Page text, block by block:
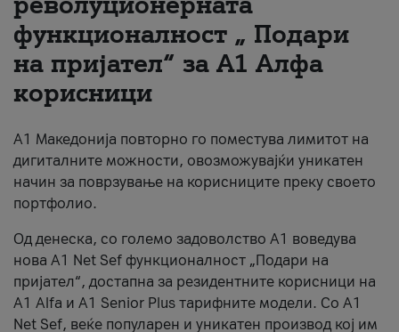
За нас
#ПодобарОнлајн
функционалност „ Подари
на пријател“ за А1 Алфа
корисници
А1 Македонија повторно го поместува лимитот на
дигиталните можности, овозможувајќи уникатен
начин за поврзување на корисниците преку своето
портфолио.
Од денеска, со големо задоволство А1 воведува
нова A1 Net Sef функционалност „Подари на
пријател“, достапна за резидентните корисници на
А1 Alfa и A1 Senior Plus тарифните модели. Со A1
Net Sef, веќе популарен и уникатен производ кој им